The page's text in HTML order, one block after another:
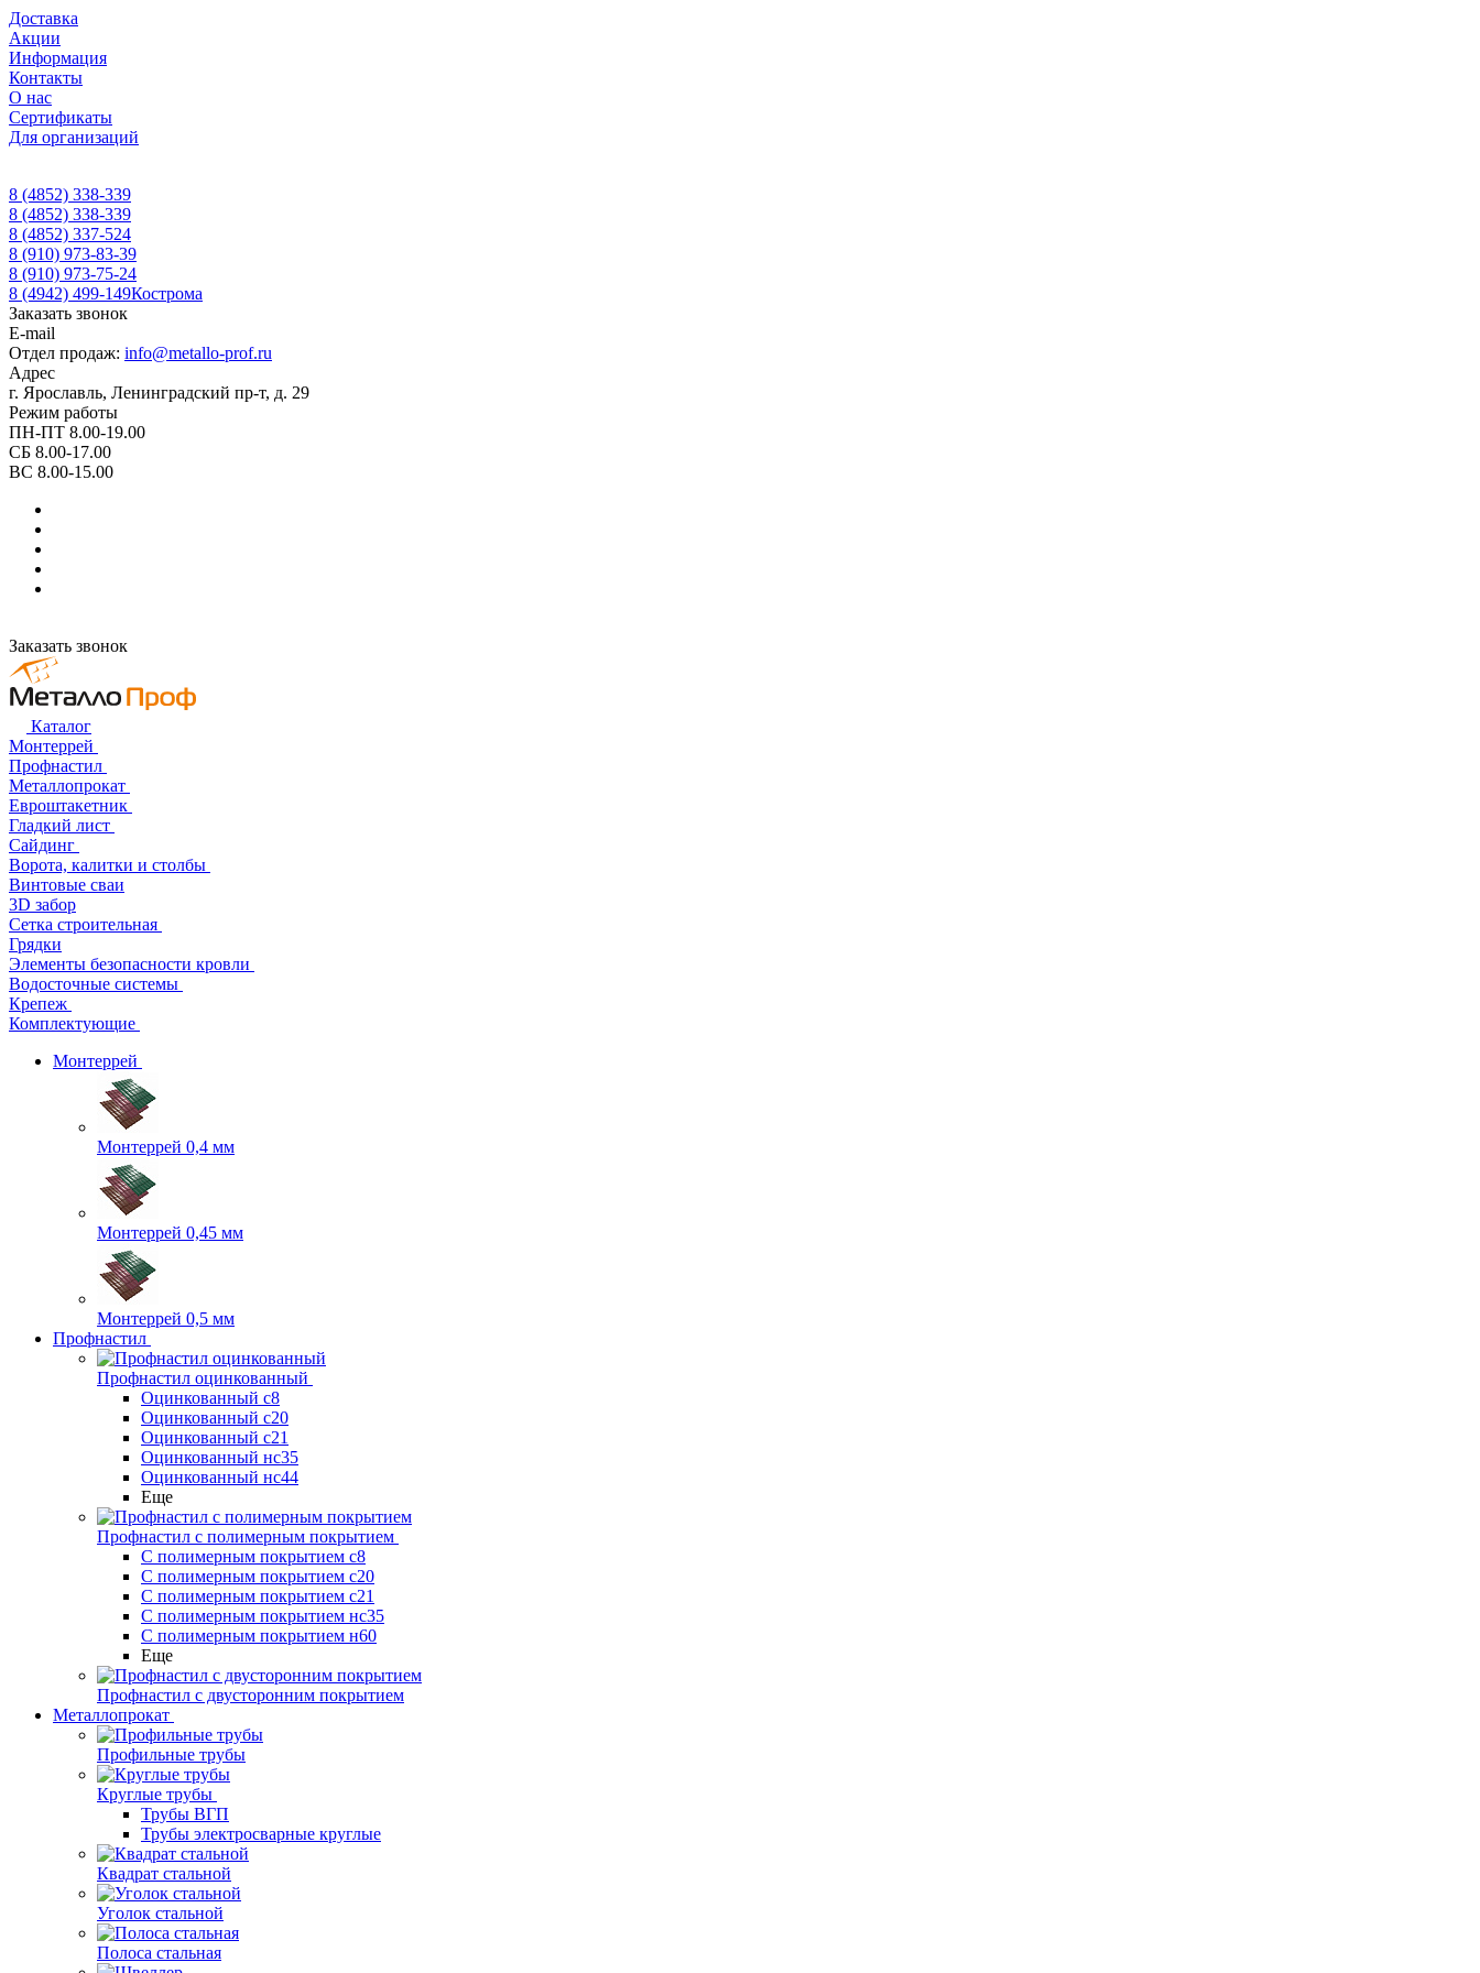
Доставка
Акции
Информация
Контакты
О нас
Сертификаты
Для организаций
8 (4852) 338-339
8 (4852) 338-339
8 (4852) 337-524
8 (910) 973-83-39
8 (910) 973-75-24
8 (4942) 499-149Кострома
Заказать звонок
E-mail
Отдел продаж: info@metallo-prof.ru
Адрес
г. Ярославль, Ленинградский пр-т, д. 29
Режим работы
ПН-ПТ 8.00-19.00
СБ 8.00-17.00
ВС 8.00-15.00
Заказать звонок
Каталог
Монтеррей
Профнастил
Металлопрокат
Евроштакетник
Гладкий лист
Сайдинг
Ворота, калитки и столбы
Винтовые сваи
3D забор
Сетка строительная
Грядки
Элементы безопасности кровли
Водосточные системы
Крепеж
Комплектующие
Монтеррей
Монтеррей 0,4 мм
Монтеррей 0,45 мм
Монтеррей 0,5 мм
Профнастил
Профнастил оцинкованный
Оцинкованный с8
Оцинкованный с20
Оцинкованный с21
Оцинкованный нс35
Оцинкованный нс44
Еще
Профнастил с полимерным покрытием
С полимерным покрытием с8
С полимерным покрытием с20
С полимерным покрытием с21
С полимерным покрытием нс35
С полимерным покрытием н60
Еще
Профнастил с двусторонним покрытием
Металлопрокат
Профильные трубы
Круглые трубы
Трубы ВГП
Трубы электросварные круглые
Квадрат стальной
Уголок стальной
Полоса стальная